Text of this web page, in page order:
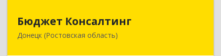
Бюджет Консалтинг
Донецк (Ростовская область)
346338, Ростовская обл, г.о. Город Донецк,